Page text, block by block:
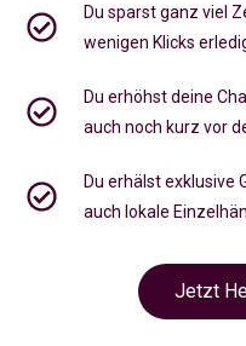
Du sparst ganz viel
wenigen Klicks
Du erhöhst deine
auch noch kurz vor
Du erhälst
auch lokale
Jetzt